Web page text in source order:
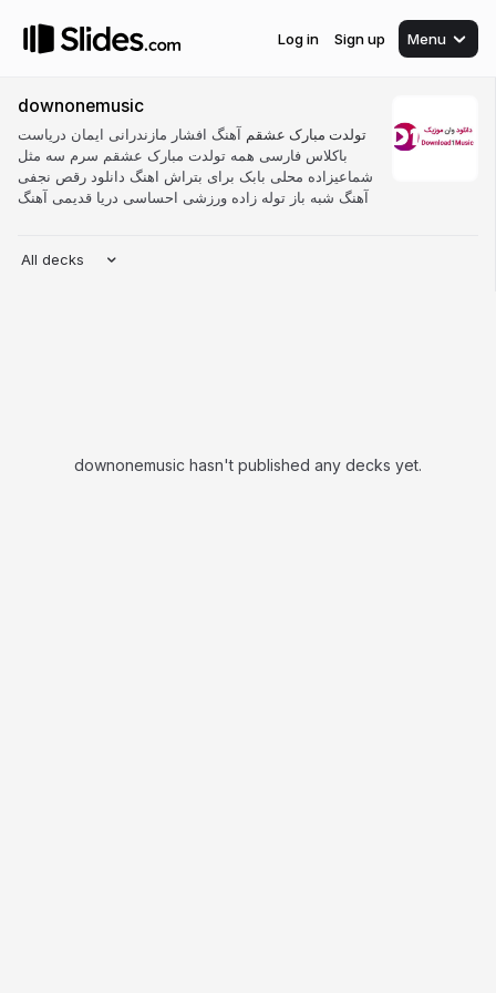
Log in Sign up Menu
downonemusic
تولدت مبارک عشقم آهنگ افشار مازندرانی ایمان دریاست
باکلاس فارسی همه تولدت مبارک عشقم سرم سه مثل
شماعیزاده محلی بابک برای بتراش اهنگ دانلود رقص نجفی
آهنگ شبه باز توله زاده ورزشی احساسی دریا قدیمی آهنگ
All decks
downonemusic hasn't published any decks yet.